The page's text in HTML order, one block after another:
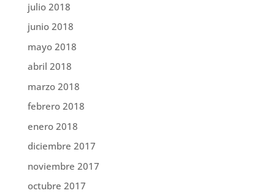
julio 2018
junio 2018
mayo 2018
abril 2018
marzo 2018
febrero 2018
enero 2018
diciembre 2017
noviembre 2017
octubre 2017